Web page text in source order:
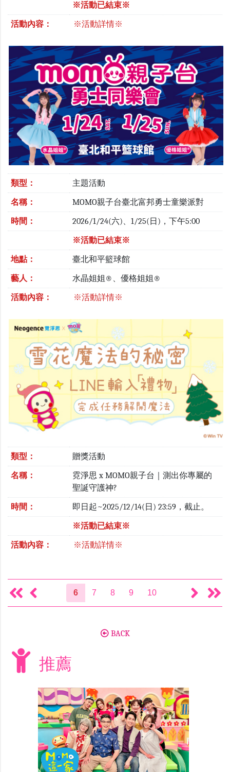
※活動已結束※
活動內容： ※活動詳情※
類型： 主題活動
名稱： MOMO親子台臺北富邦勇士童樂派對
時間： 2026/1/24(六)、1/25(日)，下午5:00
※活動已結束※
地點： 臺北和平籃球館
藝人： 水晶姐姐®、優格姐姐®
活動內容： ※活動詳情※
類型： 贈獎活動
名稱：
霓淨思 x MOMO親子台｜測出你專屬的
聖誕守護神?
時間： 即日起~2025/12/14(日) 23:59，截止。
※活動已結束※
活動內容： ※活動詳情※
6 7 8 9 10
BACK
推薦